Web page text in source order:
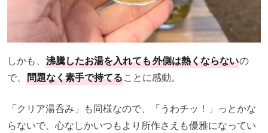
しかも、 沸騰したお湯を入れても外側は熱くならないの
で、 問題なく素手で持てることに感動。
「クリア湯呑み」も同様なので、「うわチッ！」っとかな
らないで、心なしかいつもより所作さえも優雅になってい